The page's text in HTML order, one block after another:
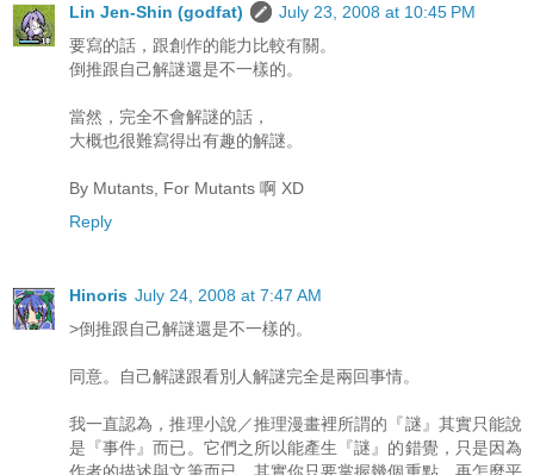
Lin Jen-Shin (godfat)
July 23, 2008 at 10:45 PM
要寫的話，跟創作的能力比較有關。
倒推跟自己解謎還是不一樣的。
當然，完全不會解謎的話，
大概也很難寫得出有趣的解謎。
By Mutants, For Mutants 啊 XD
Reply
Hinoris July 24, 2008 at 7:47 AM
>倒推跟自己解謎還是不一樣的。
同意。自己解謎跟看別人解謎完全是兩回事情。
我一直認為，推理小說／推理漫畫裡所謂的『謎』其實只能說
是『事件』而已。它們之所以能產生『謎』的錯覺，只是因為
作者的描述與文筆而已。其實你只要掌握幾個重點，再怎麼平